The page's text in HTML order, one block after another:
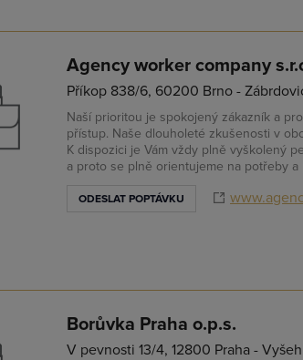
Agency worker company
Příkop 838/6, 60200 Brno -
Naší prioritou je spokojený zákazník a
přístup. Naše dlouholeté zkušenosti v
K dispozici je Vám vždy plně vyškolený
a proto se plně orientujeme na potřeby a
ODESLAT POPTÁVKU
Borůvka Praha o.p.s.
V pevnosti 13/4, 12800 Praha -